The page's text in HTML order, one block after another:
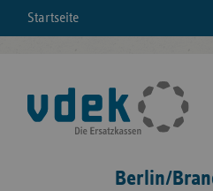
Startseite
Berlin/